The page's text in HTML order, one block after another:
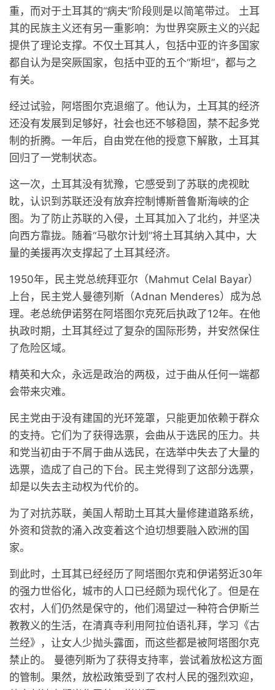
重，而对于土耳其的“病夫”阶段则是以简笔带过。 土耳
其的民族主义还有另一重影响：为世界突厥主义的兴起
提供了理论支撑。不仅土耳其人，包括中亚的许多国家
都自认为是突厥国家，包括中亚的五个“斯坦”，都与之
有关。
经过试验，阿塔图尔克退缩了。他认为，土耳其的经济
还没有发展到足够好，社会也还不够稳固，禁不起多党
制的折腾。一年后，自由党在他的授意下解散，土耳其
回归了一党制状态。
这一次，土耳其没有犹豫，它感受到了苏联的虎视眈
眈，认识到苏联还没有放弃控制博斯普鲁斯海峡的企
图。为了防止苏联的入侵，土耳其加入了北约，并坚决
向西方靠拢。随着“马歇尔计划”将土耳其纳入其中，大
量的美援再次支撑起了土耳其经济。
1950年，民主党总统拜亚尔（Mahmut Celal Bayar）
上台，民主党人曼德列斯（Adnan Menderes）成为总
理。老总统伊诺努在阿塔图尔克死后执政了12年。在他
执政时期，土耳其经过了复杂的国际形势，并安然保住
了危险区域。
精英和大众，永远是政治的两极，过于曲从任何一端都
会带来灾难。
民主党由于没有建国的光环笼罩，只能更加依赖于群众
的支持。它们为了获得选票，会曲从于选民的压力。共
和党当初由于不屑于曲从选民，在选举中失去了大量的
选票，造成了自己的下台。民主党得到了这部分选票，
却是以失去主动权为代价的。
为了对抗苏联，美国人帮助土耳其大量修建道路系统，
外资和贷款的涌入改变着这个迫切想要融入欧洲的国
家。
到此时，土耳其已经经历了阿塔图尔克和伊诺努近30年
的强力世俗化，城市的人口已经颇为现代化了。但是在
农村，人们仍然是保守的，他们渴望过一种符合伊斯兰
教教义的生活，在清真寺利用阿拉伯语礼拜，学习《古
兰经》，让女人少抛头露面，而这些都是被阿塔图尔克
禁止的。 曼德列斯为了获得支持率，尝试着放松这方面
的管制。果然，放松政策受到了农村人民的强烈欢迎，